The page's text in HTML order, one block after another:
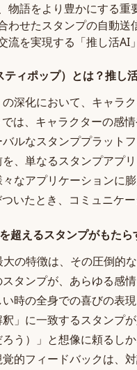
物語をより豊かにする重
わせたスタンプの自動
流を実現する「推し活AI
ィポップ）とは？推し
の深化において、キャラ
は、キャラクターの感
ルなスタンププラット
を、単なるスタンプアプ
々なアプリケーションに
いたとき、コミュニケ
超えるスタンプがもた
の特徴は、その圧倒的
タンプが、あらゆる感
時の全身での喜びの表
釈」に一致するスタンプ
ろう）」と想像に頼るし
的フィードバックは、